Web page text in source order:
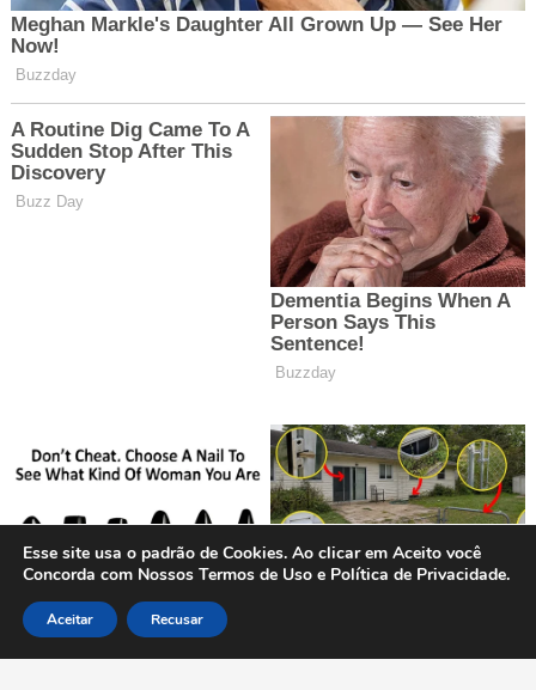
Esse site usa o padrão de Cookies. Ao clicar em Aceito você
Concorda com Nossos Termos de Uso e Política de Privacidade.
Aceitar Recusar